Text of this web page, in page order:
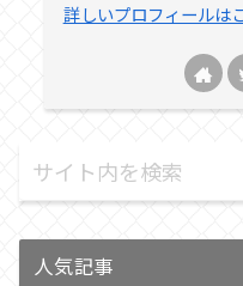
詳しいプロフィールは
人気記事